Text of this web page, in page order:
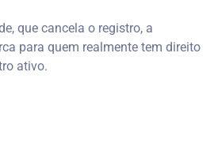
que cancela o registro, a
para quem realmente tem direito
ativo.